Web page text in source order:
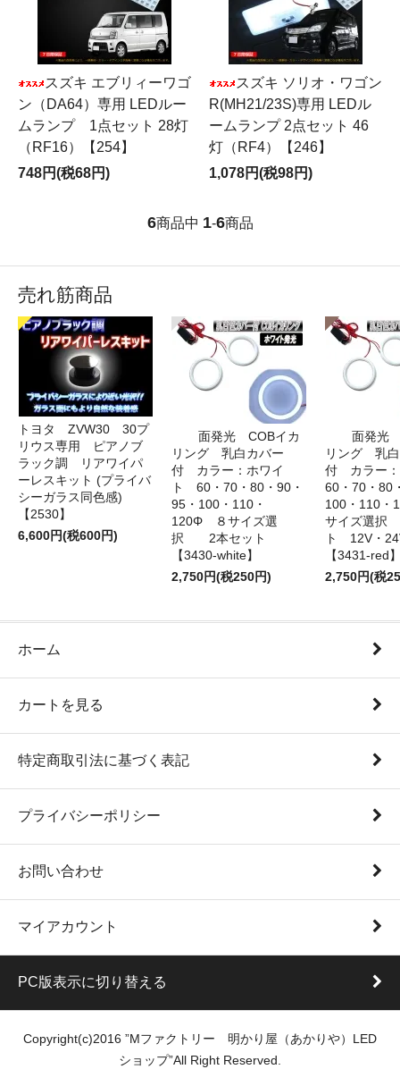
スズキ エブリィーワゴ
ン（DA64）専用 LEDルー
ムランプ 1点セット 28灯
（RF16）【254】
748円(税68円)
スズキ ソリオ・ワゴン
R(MH21/23S)専用 LEDル
ームランプ 2点セット 46
灯（RF4）【246】
1,078円(税98円)
6商品中 1-6商品
売れ筋商品
トヨタ ZVW30 30プ
リウス専用 ピアノブ
ラック調 リアワイパ
ーレスキット (プライバ
シーガラス同色感)
【2530】
6,600円(税600円)
面発光 COBイカ
リング 乳白カバー
付 カラー：ホワイ
ト 60・70・80・90・
95・100・110・
120Φ ８サイズ選
択 2本セット
【3430-white】
2,750円(税250円)
面発光
リング 乳
付 カラー
60・70・80
100・110
サイズ選
ト 12V・
【3431-red
2,750円(税
ホーム
カートを見る
特定商取引法に基づく表記
プライバシーポリシー
お問い合わせ
マイアカウント
PC版表示に切り替える
Copyright(c)2016 ”Mファクトリー 明かり屋（あかりや）LED
ショップ”All Right Reserved.